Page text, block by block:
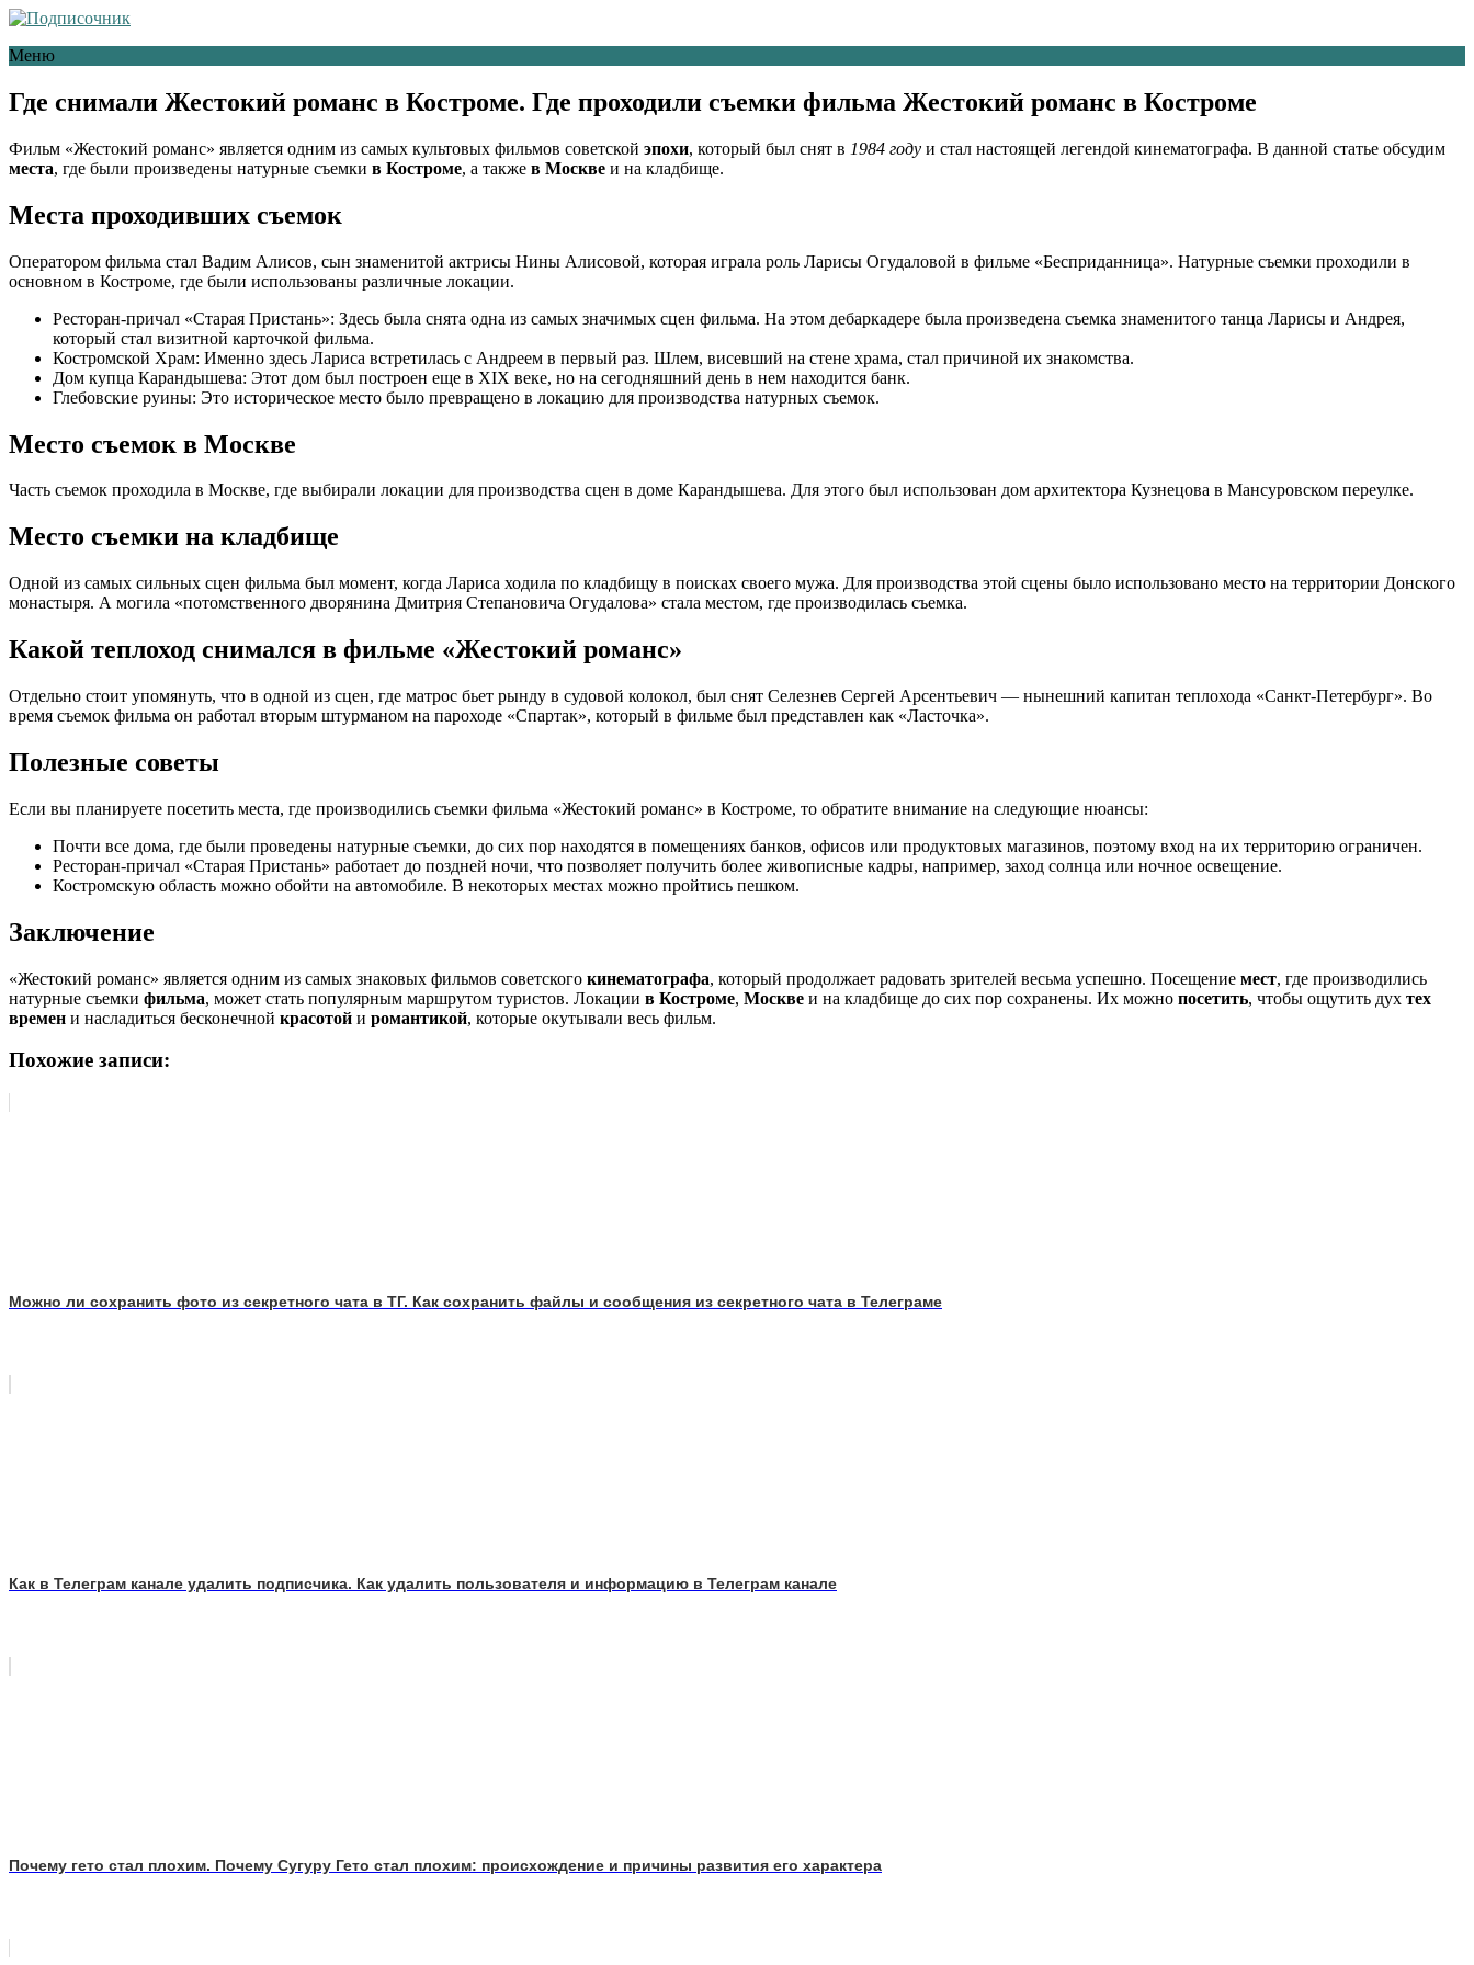
Меню
Где снимали Жестокий романс в Костроме. Где проходили съемки фильма Жестокий романс в Костроме
Фильм «Жестокий романс» является одним из самых культовых фильмов советской эпохи, который был снят в 1984 году и стал настоящей легендой кинематографа. В данной статье обсудим
места, где были произведены натурные съемки в Костроме, а также в Москве и на кладбище.
Места проходивших съемок
Оператором фильма стал Вадим Алисов, сын знаменитой актрисы Нины Алисовой, которая играла роль Ларисы Огудаловой в фильме «Бесприданница». Натурные съемки проходили в
основном в Костроме, где были использованы различные локации.
Ресторан-причал «Старая Пристань»: Здесь была снята одна из самых значимых сцен фильма. На этом дебаркадере была произведена съемка знаменитого танца Ларисы и Андрея,
который стал визитной карточкой фильма.
Костромской Храм: Именно здесь Лариса встретилась с Андреем в первый раз. Шлем, висевший на стене храма, стал причиной их знакомства.
Дом купца Карандышева: Этот дом был построен еще в XIX веке, но на сегодняшний день в нем находится банк.
Глебовские руины: Это историческое место было превращено в локацию для производства натурных съемок.
Место съемок в Москве
Часть съемок проходила в Москве, где выбирали локации для производства сцен в доме Карандышева. Для этого был использован дом архитектора Кузнецова в Мансуровском переулке.
Место съемки на кладбище
Одной из самых сильных сцен фильма был момент, когда Лариса ходила по кладбищу в поисках своего мужа. Для производства этой сцены было использовано место на территории Донского
монастыря. А могила «потомственного дворянина Дмитрия Степановича Огудалова» стала местом, где производилась съемка.
Какой теплоход снимался в фильме «Жестокий романс»
Отдельно стоит упомянуть, что в одной из сцен, где матрос бьет рынду в судовой колокол, был снят Селезнев Сергей Арсентьевич — нынешний капитан теплохода «Санкт-Петербург». Во
время съемок фильма он работал вторым штурманом на пароходе «Спартак», который в фильме был представлен как «Ласточка».
Полезные советы
Если вы планируете посетить места, где производились съемки фильма «Жестокий романс» в Костроме, то обратите внимание на следующие нюансы:
Почти все дома, где были проведены натурные съемки, до сих пор находятся в помещениях банков, офисов или продуктовых магазинов, поэтому вход на их территорию ограничен.
Ресторан-причал «Старая Пристань» работает до поздней ночи, что позволяет получить более живописные кадры, например, заход солнца или ночное освещение.
Костромскую область можно обойти на автомобиле. В некоторых местах можно пройтись пешком.
Заключение
«Жестокий романс» является одним из самых знаковых фильмов советского кинематографа, который продолжает радовать зрителей весьма успешно. Посещение мест, где производились
натурные съемки фильма, может стать популярным маршрутом туристов. Локации в Костроме, Москве и на кладбище до сих пор сохранены. Их можно посетить, чтобы ощутить дух тех
времен и насладиться бесконечной красотой и романтикой, которые окутывали весь фильм.
Похожие записи:
Можно ли сохранить фото из секретного чата в ТГ. Как сохранить файлы и сообщения из секретного чата в Телеграме
Как в Телеграм канале удалить подписчика. Как удалить пользователя и информацию в Телеграм канале
Почему гето стал плохим. Почему Сугуру Гето стал плохим: происхождение и причины развития его характера